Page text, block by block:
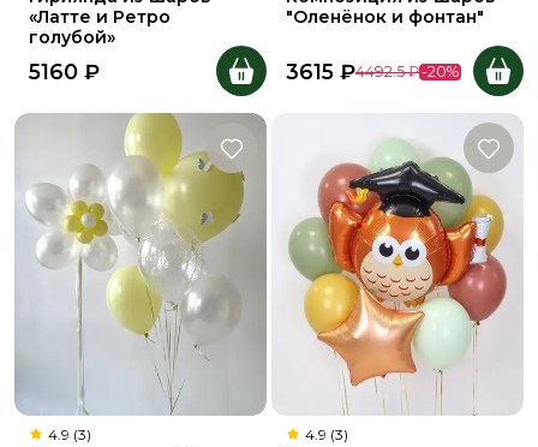
«Латте и Ретро
голубой»
5160 ₽
"Оленёнок и фонтан"
3615 ₽4492.5 ₽-20%
4.9 (3) 4.9 (3)